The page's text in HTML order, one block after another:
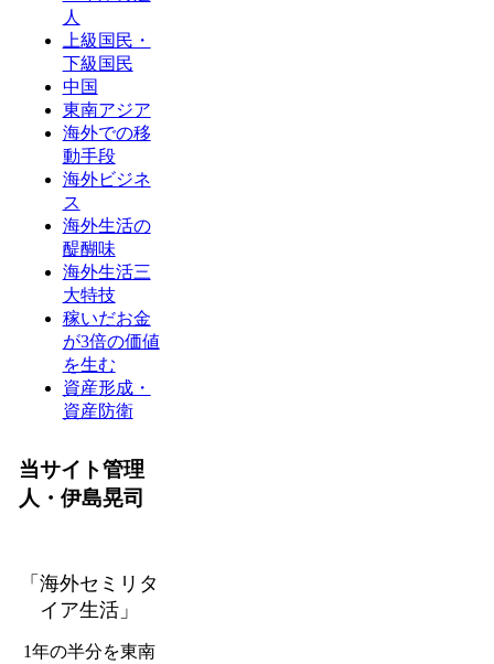
人
上級国民・
下級国民
中国
東南アジア
海外での移
動手段
海外ビジネ
ス
海外生活の
醍醐味
海外生活三
大特技
稼いだお金
が3倍の価値
を生む
資産形成・
資産防衛
当サイト管理
人・伊島晃司
「海外セミリタ
イア生活」
1年の半分を東南